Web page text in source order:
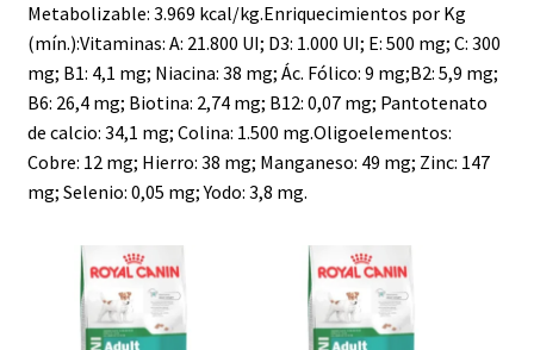
Metabolizable: 3.969 kcal/kg.Enriquecimientos por Kg
(mín.):Vitaminas: A: 21.800 UI; D3: 1.000 UI; E: 500 mg; C: 300
mg; B1: 4,1 mg; Niacina: 38 mg; Ác. Fólico: 9 mg;B2: 5,9 mg;
B6: 26,4 mg; Biotina: 2,74 mg; B12: 0,07 mg; Pantotenato
de calcio: 34,1 mg; Colina: 1.500 mg.Oligoelementos:
Cobre: 12 mg; Hierro: 38 mg; Manganeso: 49 mg; Zinc: 147
mg; Selenio: 0,05 mg; Yodo: 3,8 mg.